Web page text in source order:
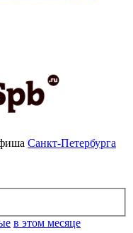
Санкт-Петербурга
в этом месяце